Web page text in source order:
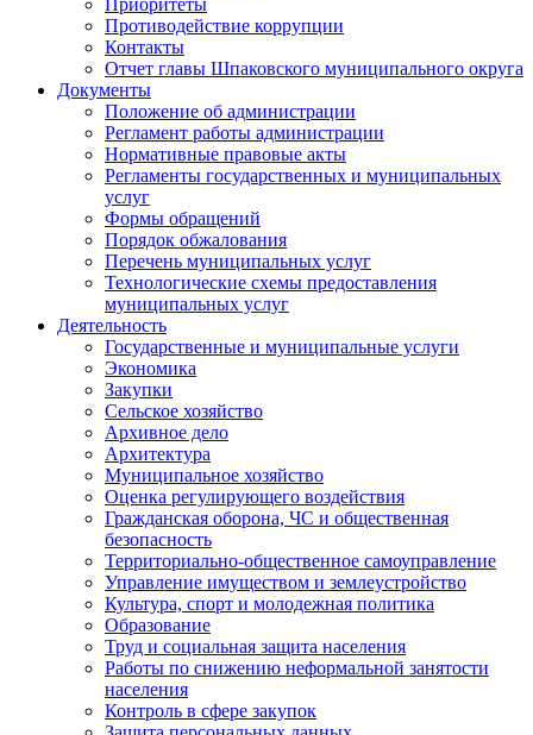
Приоритеты
Противодействие коррупции
Контакты
Отчет главы Шпаковского муниципального округа
Документы
Положение об администрации
Регламент работы администрации
Нормативные правовые акты
Регламенты государственных и муниципальных
услуг
Формы обращений
Порядок обжалования
Перечень муниципальных услуг
Технологические схемы предоставления
муниципальных услуг
Деятельность
Государственные и муниципальные услуги
Экономика
Закупки
Сельское хозяйство
Архивное дело
Архитектура
Муниципальное хозяйство
Оценка регулирующего воздействия
Гражданская оборона, ЧС и общественная
безопасность
Территориально-общественное самоуправление
Управление имуществом и землеустройство
Культура, спорт и молодежная политика
Образование
Труд и социальная защита населения
Работы по снижению неформальной занятости
населения
Контроль в сфере закупок